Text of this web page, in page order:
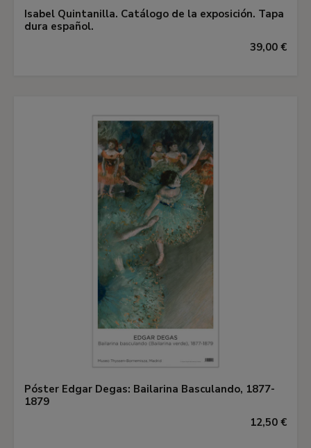
Isabel Quintanilla. Catálogo de la exposición. Tapa
dura español.
39,00 €
Póster Edgar Degas: Bailarina Basculando, 1877-
1879
12,50 €